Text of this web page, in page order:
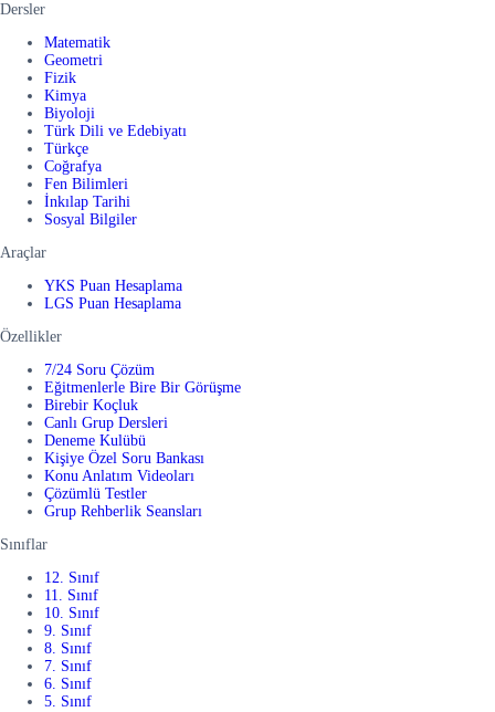
Dersler
Matematik
Geometri
Fizik
Kimya
Biyoloji
Türk Dili ve Edebiyatı
Türkçe
Coğrafya
Fen Bilimleri
İnkılap Tarihi
Sosyal Bilgiler
Araçlar
YKS Puan Hesaplama
LGS Puan Hesaplama
Özellikler
7/24 Soru Çözüm
Eğitmenlerle Bire Bir Görüşme
Birebir Koçluk
Canlı Grup Dersleri
Deneme Kulübü
Kişiye Özel Soru Bankası
Konu Anlatım Videoları
Çözümlü Testler
Grup Rehberlik Seansları
Sınıflar
12. Sınıf
11. Sınıf
10. Sınıf
9. Sınıf
8. Sınıf
7. Sınıf
6. Sınıf
5. Sınıf